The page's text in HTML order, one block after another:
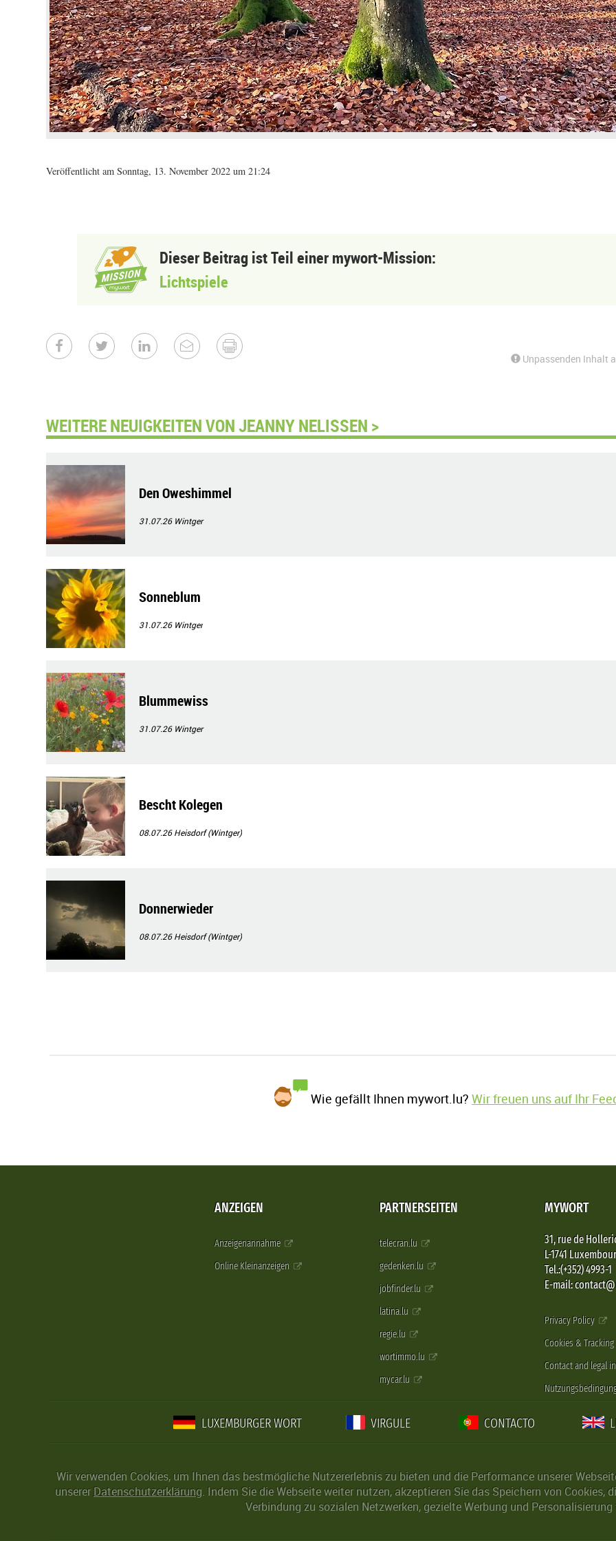
Veröffentlicht am Sonntag, 13. November 2022 um 21:24
Dieser Beitrag ist Teil einer mywort-Mission:
Lichtspiele
Unpassenden Inhalt
WEITERE NEUIGKEITEN VON JEANNY NELISSEN >
Den Oweshimmel
31.07.26 Wintger
Sonneblum
31.07.26 Wintger
Blummewiss
31.07.26 Wintger
Bescht Kolegen
08.07.26Heisdorf (Wintger)
Donnerwieder
08.07.26Heisdorf (Wintger)
Wie gefällt Ihnen mywort.lu?Wir freuen uns auf Ihr
ANZEIGEN
Anzeigenannahme
Online Kleinanzeigen
PARTNERSEITEN
telecran.lu
gedenken.lu
jobfinder.lu
latina.lu
regie.lu
wortimmo.lu
mycar.lu
MYWORT
31, rue de
L-1741
Tel.:(+352) 4993-1
E-mail:
Privacy Policy
Cookies & Tracking
Contact and legal
LUXEMBURGER WORT VIRGULE CONTACTO
Wir verwenden Cookies, um Ihnen das bestmögliche Nutzererlebnis zu bieten und die Performance unserer
unserer Datenschutzerklärung. Indem Sie die Webseite weiter nutzen, akzeptieren Sie das Speichern von
Verbindung zu sozialen Netzwerken, gezielte Werbung und